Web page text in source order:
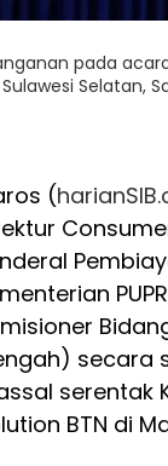
pada
Selatan,
(
secara
serentak
BTN di